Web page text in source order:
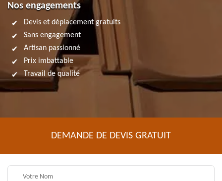
Nos engagements
Devis et déplacement gratuits
Sans engagement
Artisan passionné
Prix imbattable
Travail de qualité
DEMANDE DE DEVIS GRATUIT